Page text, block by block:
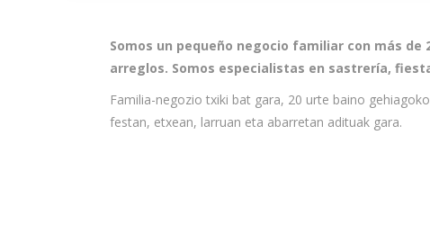
Somos un pequeño negocio familiar con más de
arreglos. Somos especialistas en sastrería,
Familia-negozio txiki bat gara, 20 urte baino
festan, etxean, larruan eta abarretan adituak gara.